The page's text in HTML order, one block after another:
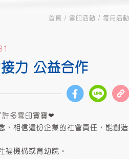
首頁 雪印活動 每月活動
力 公益合作
多雪印寶寶❤
，相信這份企業的社會責任，能創造
福機構或育幼院。